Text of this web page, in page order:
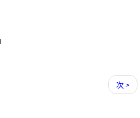
次 >